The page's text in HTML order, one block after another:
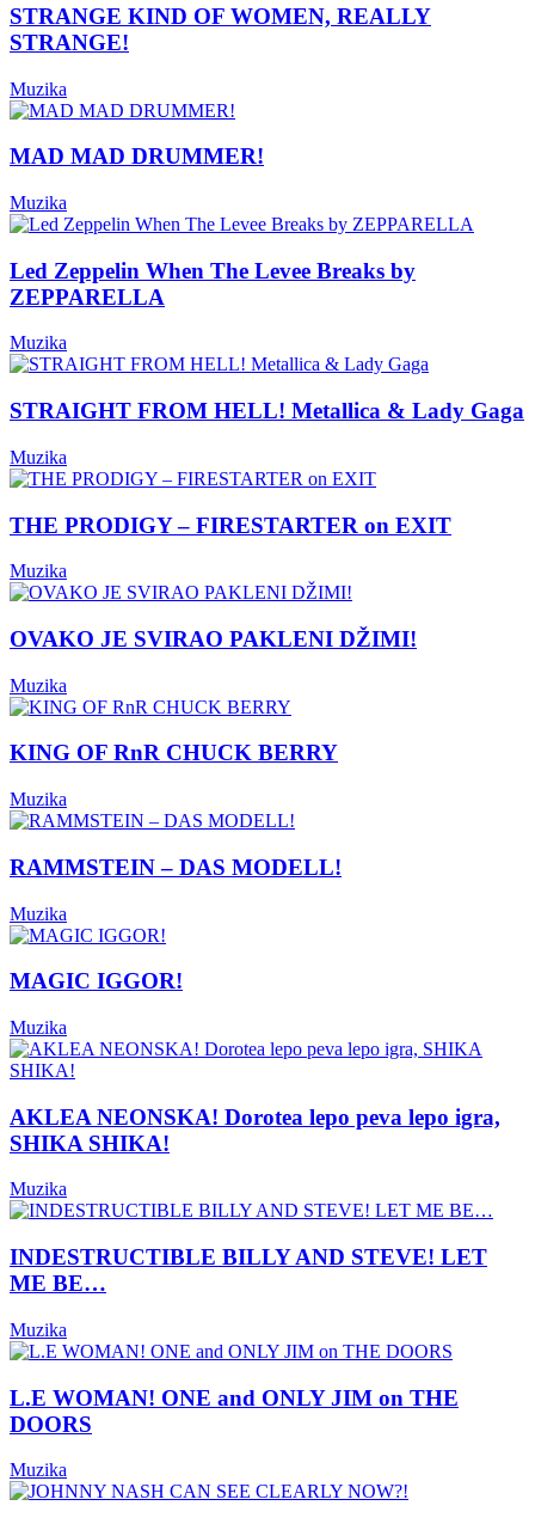
STRANGE KIND OF WOMEN, REALLY
STRANGE!
Muzika
MAD MAD DRUMMER!
Muzika
Led Zeppelin When The Levee Breaks by
ZEPPARELLA
Muzika
STRAIGHT FROM HELL! Metallica & Lady Gaga
Muzika
THE PRODIGY – FIRESTARTER on EXIT
Muzika
OVAKO JE SVIRAO PAKLENI DŽIMI!
Muzika
KING OF RnR CHUCK BERRY
Muzika
RAMMSTEIN – DAS MODELL!
Muzika
MAGIC IGGOR!
Muzika
AKLEA NEONSKA! Dorotea lepo peva lepo igra,
SHIKA SHIKA!
Muzika
INDESTRUCTIBLE BILLY AND STEVE! LET
ME BE…
Muzika
L.E WOMAN! ONE and ONLY JIM on THE
DOORS
Muzika